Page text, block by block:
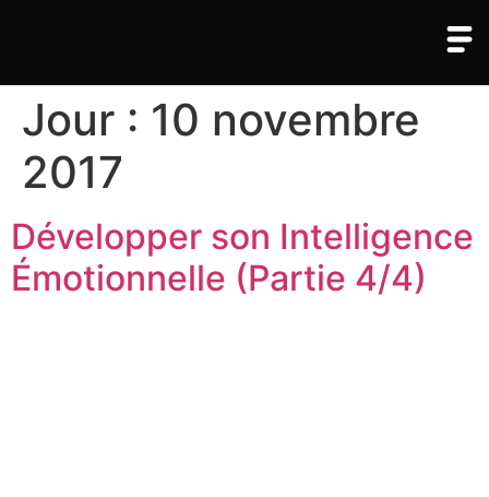
Jour : 10 novembre
2017
Développer son Intelligence
Émotionnelle (Partie 4/4)